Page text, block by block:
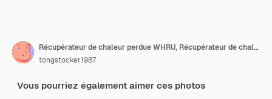
Récupérateur de chaleur perdue WHRU, Récupérateur de chaleur perdue WHRU dans la centrale.
tongstocker1987
Vous pourriez également aimer ces photos